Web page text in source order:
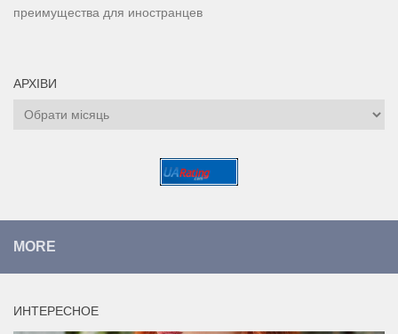
преимущества для иностранцев
АРХІВИ
Архіви
MORE
ИНТЕРЕСНОЕ